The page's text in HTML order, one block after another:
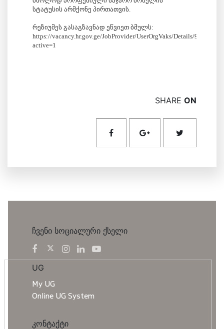
სტატუსის არმქონე პირთათვის.
რეზიუმეს გასაგზავნად ეწვიეთ ბმულს:
https://vacancy.hr.gov.ge/JobProvider/UserOrgVaks/Details/99031?
active=1
SHARE ON
ჩვენი სოციალური ქსელი
UG
My UG
Online UG System
კონტაქტი